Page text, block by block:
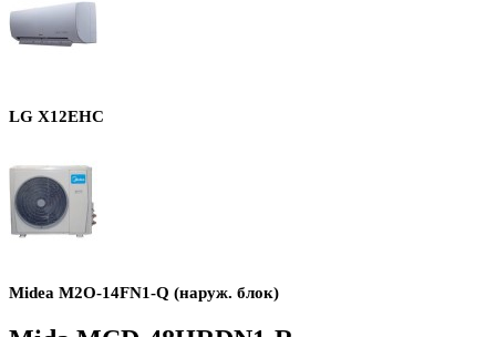
LG X12EHC
Midea M2O-14FN1-Q (наруж. блок)